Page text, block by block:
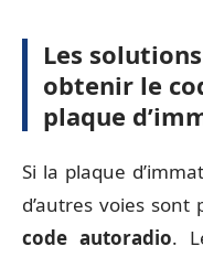
Les
obtenir le
plaque
Si la plaque
d’autres voies
code autoradio.